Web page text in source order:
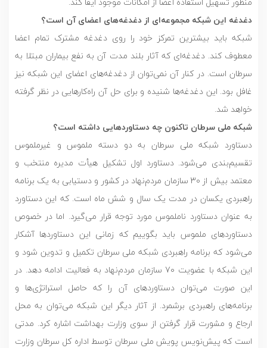
دغدغه این شبکه مجموعه‌ای از دغدغه‌های اعضای آن است؟
شبکه باید بیشترین تمرکز خود را روی دغدغه مشترک تمام اعضا
معطوف کند. دغدغه‌ای که آثار بلند مدت آن به نفع بیماران مبتلا به
سرطان است. در کنار آن نمی‌توان از دغدغه‌های اعضای این شبکه نیز
غافل بود. این دغدغه‌ها شنیده و برای حل آن راه‌کارهایی در نظر گرفته
خواهد شد.
شبکه ملی سرطان تاکنون چه دستاوردهایی داشته است؟
دستاورد شبکه ملی سرطان به دو دسته ملموس و غیرملموس
تقسیم‌بندی می‌شود. دستاورد اول تشکیل هیأت مدیره منتخب و
معتمد بیش از 30 سازمان مردم‌نهاد در کشور و دستیابی به یک برنامه
راهبردی یکسان در مدت یک سال و شش ماه است. که این دستاورد
به عنوان دستاورد ناملموس مورد توجه قرار می‌گیرد. اما در خصوص
دستاوردهای ملموس باید بگوییم که زمانی این دستاوردها آشکار
می‌شود که برنامه راهبردی شبکه ملی سرطان تکمیل و تدوین شود و
این شبکه با عضویت 70 سازمان مردم‌نهاد به فعالیت ادامه دهد. در
این صورت می‌توان دستاوردهای آن را که حاصل استراتژی‌ها و
برنامه‌های راهبردی برشمرد. از آثار دیگر این شبکه می‌توان به محل
ارجاع و مشورت قرار گرفتن از سوی وزارت بهداشت اشاره کرد. مدتی
است که پیش‌نویس پویش ملی سرطان توسط اداره کل سرطان وزارت